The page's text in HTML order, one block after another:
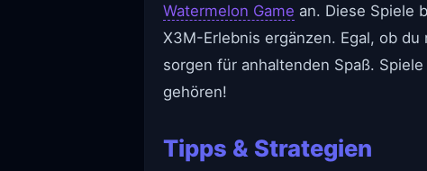
Watermelon Game an. Diese Spiele
X3M-Erlebnis ergänzen. Egal, ob
sorgen für anhaltenden Spaß.
gehören!
Tipps & Strategien